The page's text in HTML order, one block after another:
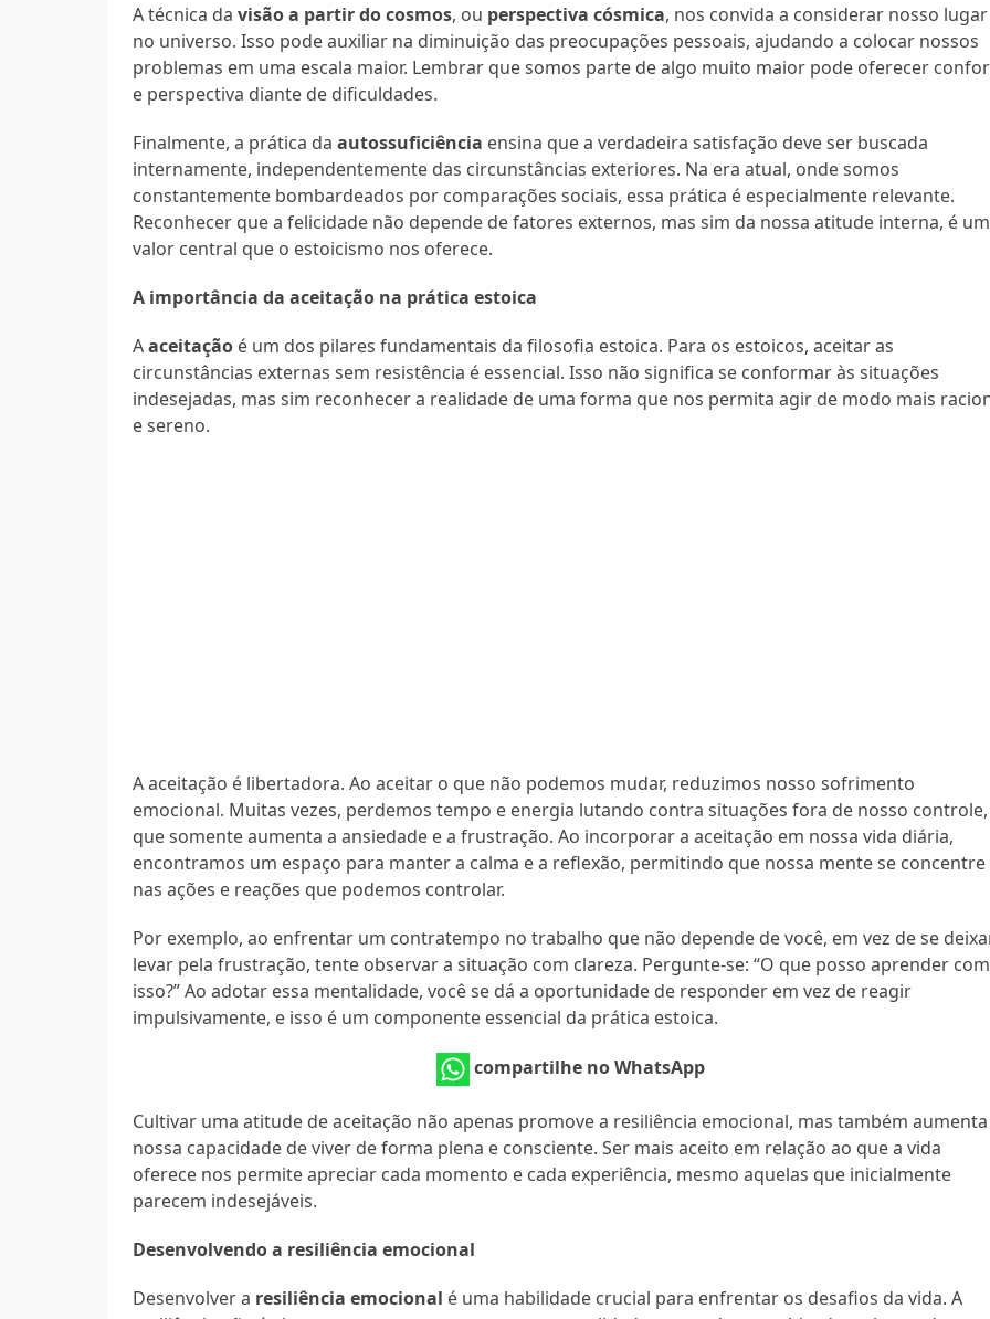
A técnica davisão a partir do cosmos, ou perspectiva cósmica, nos convida a considerar nosso lugar
no universo. Isso pode auxiliar na diminuição das preocupações pessoais, ajudando a colocar nossos
problemas em uma escala maior. Lembrar que somos parte de algo muito maior pode oferecer
e perspectiva diante de dificuldades.
Finalmente, a prática daautossuficiência ensina que a verdadeira satisfação deve ser buscada
internamente, independentemente das circunstâncias exteriores. Na era atual, onde somos
constantemente bombardeados por comparações sociais, essa prática é especialmente relevante.
Reconhecer que a felicidade não depende de fatores externos, mas sim da nossa atitude interna, é um
valor central que o estoicismo nos oferece.
A importância da aceitação na prática estoica
Aaceitação é um dos pilares fundamentais da filosofia estoica. Para os estoicos, aceitar as
circunstâncias externas sem resistência é essencial. Isso não significa se conformar às situações
indesejadas, mas sim reconhecer a realidade de uma forma que nos permita agir de modo mais
e sereno.
A aceitação é libertadora. Ao aceitar o que não podemos mudar, reduzimos nosso sofrimento
emocional. Muitas vezes, perdemos tempo e energia lutando contra situações fora de nosso
que somente aumenta a ansiedade e a frustração. Ao incorporar a aceitação em nossa vida diária,
encontramos um espaço para manter a calma e a reflexão, permitindo que nossa mente se concentre
nas ações e reações que podemos controlar.
Por exemplo, ao enfrentar um contratempo no trabalho que não depende de você, em vez de se
levar pela frustração, tente observar a situação com clareza. Pergunte-se: “O que posso aprender com
isso?” Ao adotar essa mentalidade, você se dá a oportunidade de responder em vez de reagir
impulsivamente, e isso é um componente essencial da prática estoica.
compartilhe no WhatsApp
Cultivar uma atitude de aceitação não apenas promove a resiliência emocional, mas também aumenta
nossa capacidade de viver de forma plena e consciente. Ser mais aceito em relação ao que a vida
oferece nos permite apreciar cada momento e cada experiência, mesmo aquelas que inicialmente
parecem indesejáveis.
Desenvolvendo a resiliência emocional
Desenvolver a resiliência emocional é uma habilidade crucial para enfrentar os desafios da vida. A